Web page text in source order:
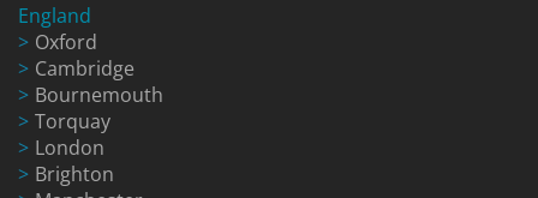
England
Oxford
Cambridge
Bournemouth
Torquay
London
Brighton